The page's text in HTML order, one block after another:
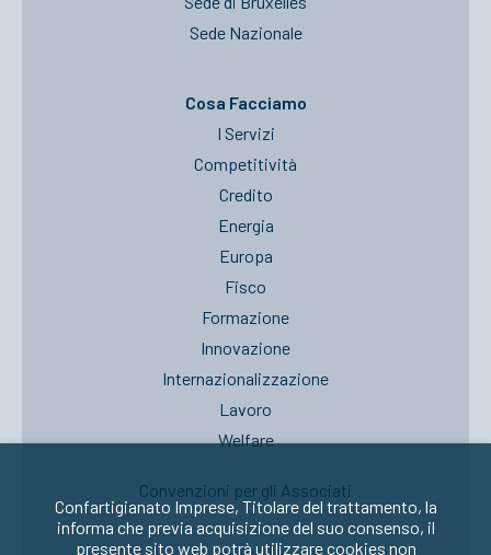
Sede Nazionale
Cosa Facciamo
I Servizi
Competitività
Credito
Energia
Europa
Fisco
Formazione
Innovazione
Internazionalizzazione
Lavoro
Welfare
Convenzioni per gli Associati
Confartigianato Imprese, Titolare del trattamento, la
informa che previa acquisizione del suo consenso, il
presente sito web potrà utilizzare cookies non